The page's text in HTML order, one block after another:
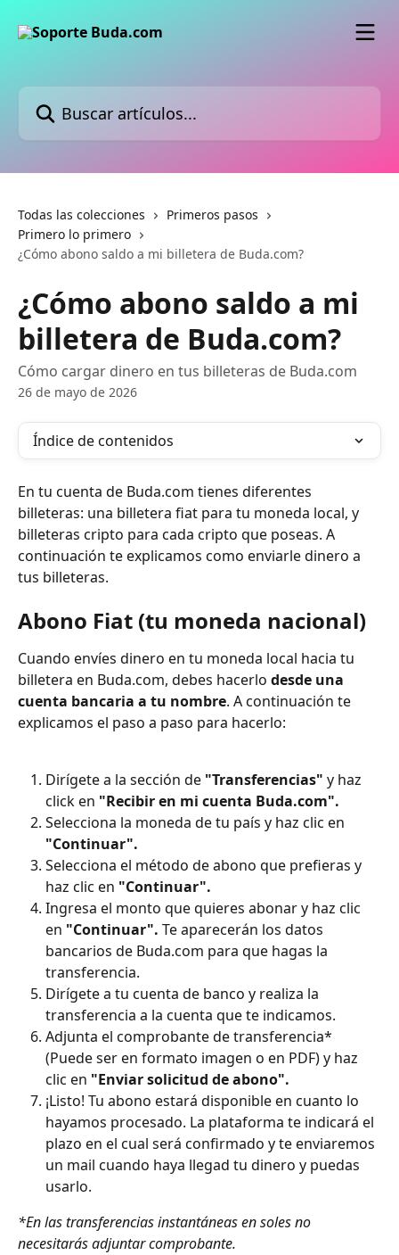
Buscar artículos...
Todas las colecciones
Primeros pasos
Primero lo primero
¿Cómo abono saldo a mi billetera de Buda.com?
¿Cómo abono saldo a mi
billetera de Buda.com?
Cómo cargar dinero en tus billeteras de Buda.com
26 de mayo de 2026
Índice de contenidos
En tu cuenta de Buda.com tienes diferentes
billeteras: una billetera fiat para tu moneda local, y
billeteras cripto para cada cripto que poseas. A
continuación te explicamos como enviarle dinero a
tus billeteras.
Abono Fiat (tu moneda nacional)
Cuando envíes dinero en tu moneda local hacia tu
billetera en Buda.com, debes hacerlo desde una
cuenta bancaria a tu nombre. A continuación te
explicamos el paso a paso para hacerlo:
Dirígete a la sección de "Transferencias" y haz
click en "Recibir en mi cuenta Buda.com".
Selecciona la moneda de tu país y haz clic en
"Continuar".
Selecciona el método de abono que prefieras y
haz clic en "Continuar".
Ingresa el monto que quieres abonar y haz clic
en "Continuar". Te aparecerán los datos
bancarios de Buda.com para que hagas la
transferencia.
Dirígete a tu cuenta de banco y realiza la
transferencia a la cuenta que te indicamos.
Adjunta el comprobante de transferencia*
(Puede ser en formato imagen o en PDF) y haz
clic en "Enviar solicitud de abono".
¡Listo! Tu abono estará disponible en cuanto lo
hayamos procesado. La plataforma te indicará el
plazo en el cual será confirmado y te enviaremos
un mail cuando haya llegad tu dinero y puedas
usarlo.
*En las transferencias instantáneas en soles no
necesitarás adjuntar comprobante.